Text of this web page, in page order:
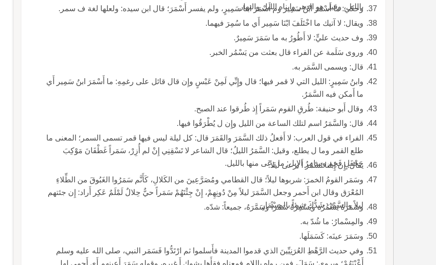
بالليل، وقيل هو الدهر وابناه الليل والنهار.
وحكي: ما أَسْمَرَ ابْنُ سَمِير وم أَسْمَرَ ابنا سَمِيرٍ، ولم يفسر أَسْمَرَ؛ قال ابن سيده: ولعلها لغة ف سمر.
ويقال: لا آتيك ما اخْتَلَفَ ابْنَا سَمِير أَي ما سُمِرَ فيهما.
وف حديث عليٍّ: لا أَطُورُ به ما سَمَرَ سَمِيرٌ.
وروى سَلَمة عن الفراء قال بعثت من يَسْمُر الخبر.
قال: ويسمى السَّمَر به.
وابنُ سَمِيرٍ: الليل التي لا قمر فيها؛ قال وإِنِّي لَمِنْ عَبْسٍ وإِن قال قائل على رغمِهِ: ما أَسْمَرَ ابنُ سَمِير أَي
ما أَمكن فيه السَّمَرُ.
وقال أَبو حنيفة: طُرقِ القوم سَمَراً إِذ طُرقوا عند الصبح.
قال: والسَّمَرُ اسم لتلك الساعة من الليل وإِن ل يُطْرَقُوا فيها.
الفراء في قول العرب: لا أَفعلُ ذلك السَّمَرَ والقَمَرَ قال: كل ليلة ليس فيها قمر تسمى السمر؛ المعنى ما
طلع القمر وما ل يطلع، وقيل: السَّمَرُ الليلُ؛ قال الشاعر لا تَسْقِنِي إِنْ لم أُزِرْ، سَمَراً غَطْفَانَ مَوْكِبَ
جَحْفَلٍ فَخِم وسامِرُ الإِبل: ما رَعَى منها بالليل.
يقال: إِن إِبلنا تَسْمُر أَ ترعى ليلاً.
وسَمَر القومُ الخمرَ: شربوها ليلاً؛ قال القطامي ومُصَرَّعِينَ من الكَلالِ، كَأَنَّم سَمَرُوا الغَبُوقَ من الطِّلاءِ
المُعْرَق وقال ابن أَحمر وجعل السَّمَرَ ليلاً مِنْ دُونِهِمْ، إِنْ جِئْتَهُمْ سَمَراً حيٌّ حِلالٌ لَمْلَمٌ عَكِر أَراد: إِن جئتهم
ليلاً والسَّمْرُ: شَدُّكَ شيئاً بالمِسْمَارِ.
وسَمَرَهُ يَسْمُرُه ويَسْمِرُهُ سَمْراً وسَمَّرَهُ، جميعاً: شدّه.
والمِسْمارُ: ما شُدّ به.
وسَمَرَ عينَه: كَسَمَلَها.
وفي حديث الرَّهْطِ العُرَنِيِّينَ الذي قدموا المدينة فأَسلموا ثم ارْتَدُّوا فَسَمَر النبي، صلى الله عليه وسلم
أَعْيْنَهُمْ؛ ويروي: سَمَلَ، فمن رواه باللام فمعناه فقأَها بشوك أَ غيره، وقوله سَمَرَ أَعينهم أَي أَحمى لها